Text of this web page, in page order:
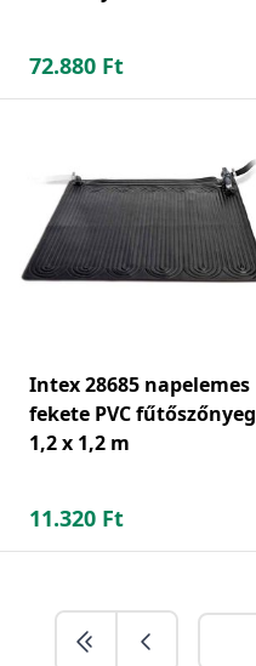
72.880 Ft
Intex 28685 napelemes
fekete PVC fűtőszőnyeg
1,2 x 1,2 m
11.320 Ft